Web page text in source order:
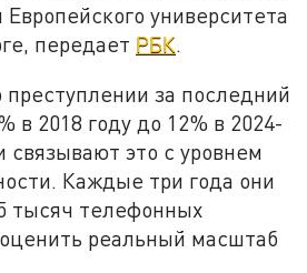
университета
передает РБК.
за последний
в 2018 году до 12% в 2024-
это с уровнем
Каждые три года они
тысяч телефонных
реальный масштаб